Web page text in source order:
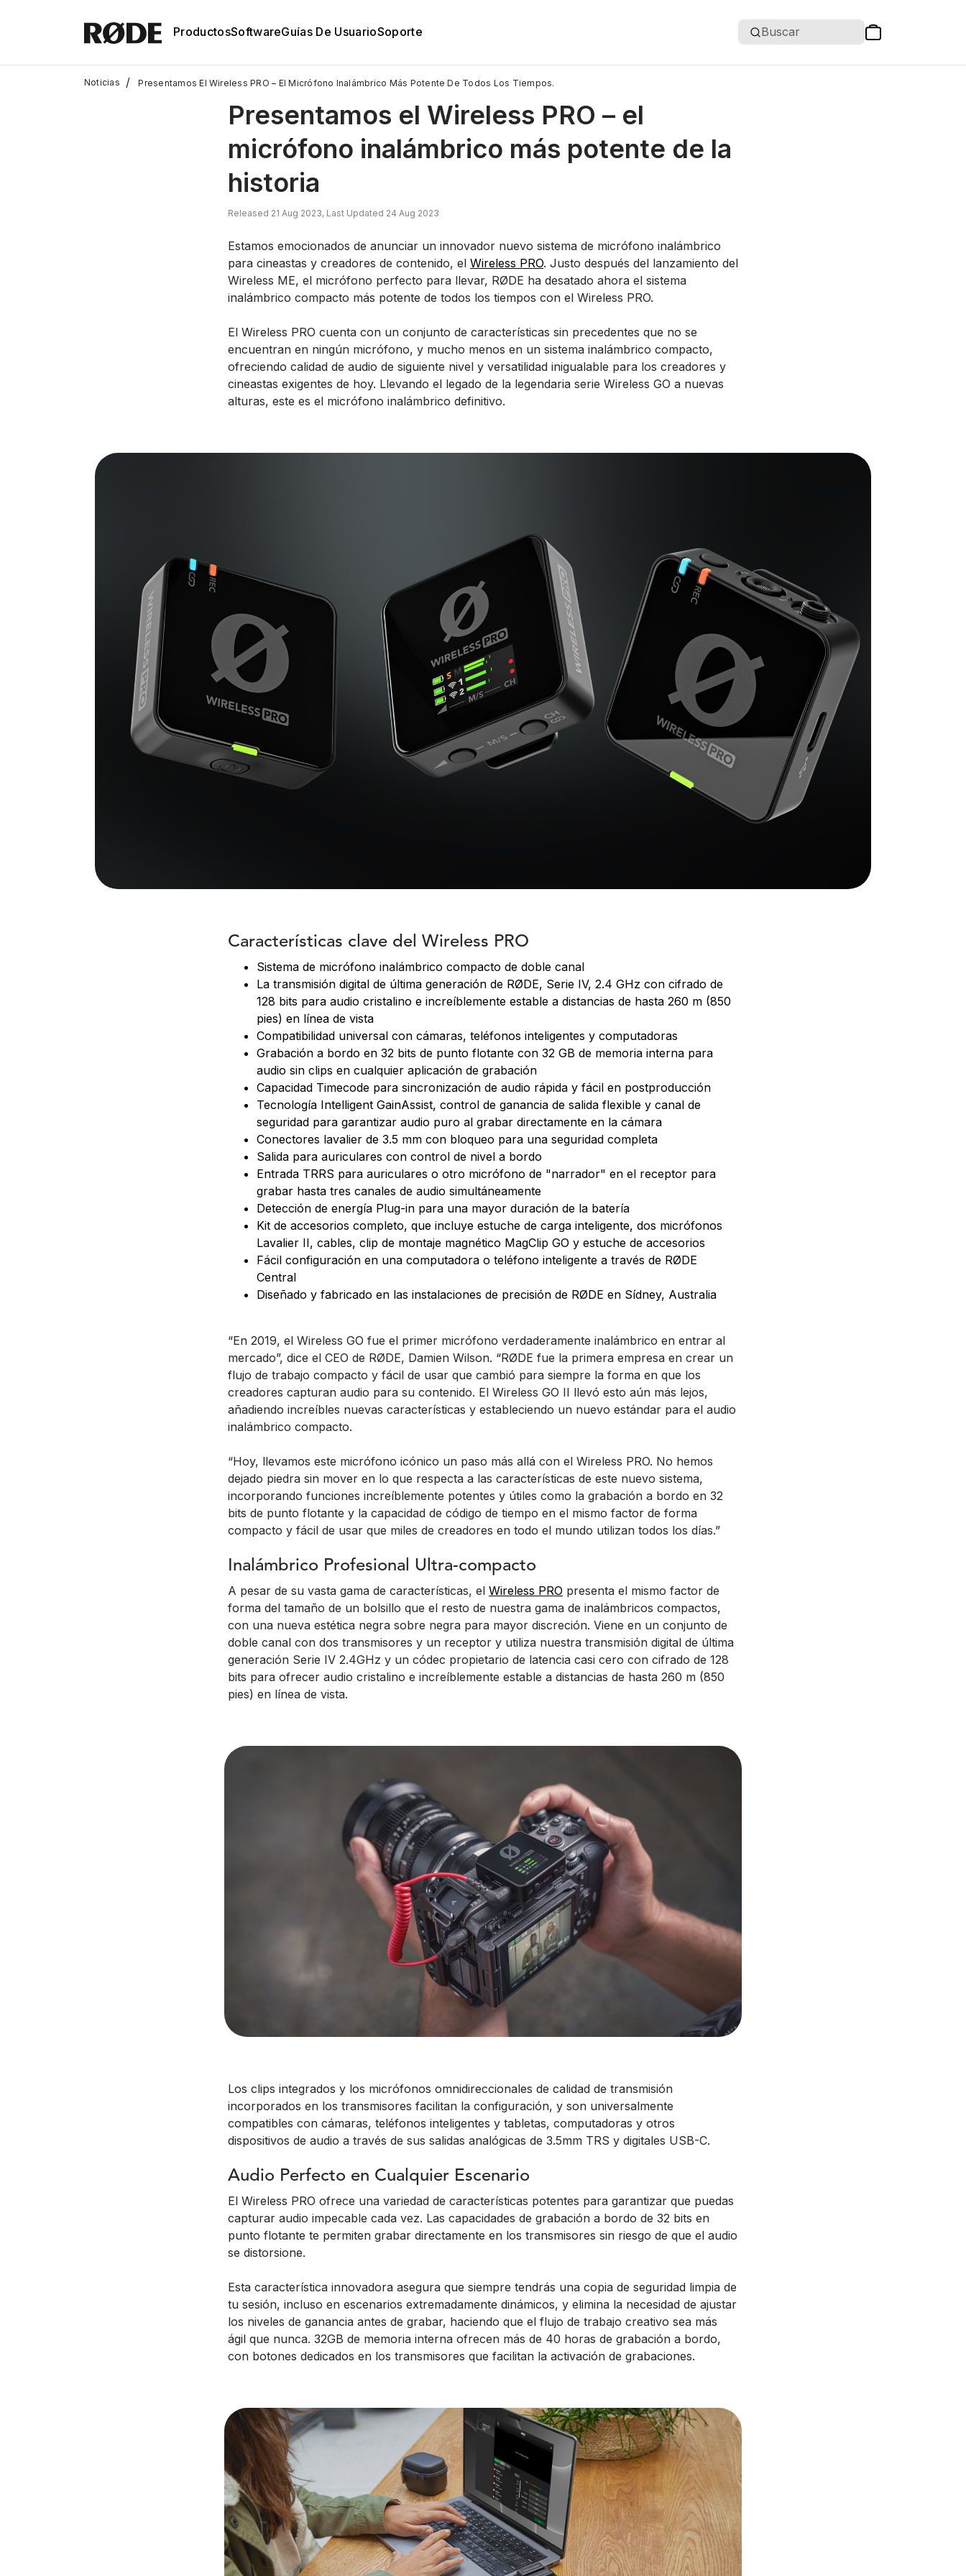
ProductosSoftwareGuías De UsuarioSoporte Buscar
Noticias / Presentamos El Wireless PRO – El Micrófono Inalámbrico Más Potente De Todos Los Tiempos.
Presentamos el Wireless PRO – el
micrófono inalámbrico más potente de la
historia
Released 21 Aug 2023, Last Updated 24 Aug 2023
Estamos emocionados de anunciar un innovador nuevo sistema de micrófono inalámbrico
para cineastas y creadores de contenido, el Wireless PRO. Justo después del lanzamiento del
Wireless ME, el micrófono perfecto para llevar, RØDE ha desatado ahora el sistema
inalámbrico compacto más potente de todos los tiempos con el Wireless PRO.
El Wireless PRO cuenta con un conjunto de características sin precedentes que no se
encuentran en ningún micrófono, y mucho menos en un sistema inalámbrico compacto,
ofreciendo calidad de audio de siguiente nivel y versatilidad inigualable para los creadores y
cineastas exigentes de hoy. Llevando el legado de la legendaria serie Wireless GO a nuevas
alturas, este es el micrófono inalámbrico definitivo.
Características clave del Wireless PRO
Sistema de micrófono inalámbrico compacto de doble canal
La transmisión digital de última generación de RØDE, Serie IV, 2.4 GHz con cifrado de
128 bits para audio cristalino e increíblemente estable a distancias de hasta 260 m (850
pies) en línea de vista
Compatibilidad universal con cámaras, teléfonos inteligentes y computadoras
Grabación a bordo en 32 bits de punto flotante con 32 GB de memoria interna para
audio sin clips en cualquier aplicación de grabación
Capacidad Timecode para sincronización de audio rápida y fácil en postproducción
Tecnología Intelligent GainAssist, control de ganancia de salida flexible y canal de
seguridad para garantizar audio puro al grabar directamente en la cámara
Conectores lavalier de 3.5 mm con bloqueo para una seguridad completa
Salida para auriculares con control de nivel a bordo
Entrada TRRS para auriculares o otro micrófono de "narrador" en el receptor para
grabar hasta tres canales de audio simultáneamente
Detección de energía Plug-in para una mayor duración de la batería
Kit de accesorios completo, que incluye estuche de carga inteligente, dos micrófonos
Lavalier II, cables, clip de montaje magnético MagClip GO y estuche de accesorios
Fácil configuración en una computadora o teléfono inteligente a través de RØDE
Central
Diseñado y fabricado en las instalaciones de precisión de RØDE en Sídney, Australia
“En 2019, el Wireless GO fue el primer micrófono verdaderamente inalámbrico en entrar al
mercado”, dice el CEO de RØDE, Damien Wilson. “RØDE fue la primera empresa en crear un
flujo de trabajo compacto y fácil de usar que cambió para siempre la forma en que los
creadores capturan audio para su contenido. El Wireless GO II llevó esto aún más lejos,
añadiendo increíbles nuevas características y estableciendo un nuevo estándar para el audio
inalámbrico compacto.
“Hoy, llevamos este micrófono icónico un paso más allá con el Wireless PRO. No hemos
dejado piedra sin mover en lo que respecta a las características de este nuevo sistema,
incorporando funciones increíblemente potentes y útiles como la grabación a bordo en 32
bits de punto flotante y la capacidad de código de tiempo en el mismo factor de forma
compacto y fácil de usar que miles de creadores en todo el mundo utilizan todos los días.”
Inalámbrico Profesional Ultra-compacto
A pesar de su vasta gama de características, el Wireless PRO presenta el mismo factor de
forma del tamaño de un bolsillo que el resto de nuestra gama de inalámbricos compactos,
con una nueva estética negra sobre negra para mayor discreción. Viene en un conjunto de
doble canal con dos transmisores y un receptor y utiliza nuestra transmisión digital de última
generación Serie IV 2.4GHz y un códec propietario de latencia casi cero con cifrado de 128
bits para ofrecer audio cristalino e increíblemente estable a distancias de hasta 260 m (850
pies) en línea de vista.
Los clips integrados y los micrófonos omnidireccionales de calidad de transmisión
incorporados en los transmisores facilitan la configuración, y son universalmente
compatibles con cámaras, teléfonos inteligentes y tabletas, computadoras y otros
dispositivos de audio a través de sus salidas analógicas de 3.5mm TRS y digitales USB-C.
Audio Perfecto en Cualquier Escenario
El Wireless PRO ofrece una variedad de características potentes para garantizar que puedas
capturar audio impecable cada vez. Las capacidades de grabación a bordo de 32 bits en
punto flotante te permiten grabar directamente en los transmisores sin riesgo de que el audio
se distorsione.
Esta característica innovadora asegura que siempre tendrás una copia de seguridad limpia de
tu sesión, incluso en escenarios extremadamente dinámicos, y elimina la necesidad de ajustar
los niveles de ganancia antes de grabar, haciendo que el flujo de trabajo creativo sea más
ágil que nunca. 32GB de memoria interna ofrecen más de 40 horas de grabación a bordo,
con botones dedicados en los transmisores que facilitan la activación de grabaciones.